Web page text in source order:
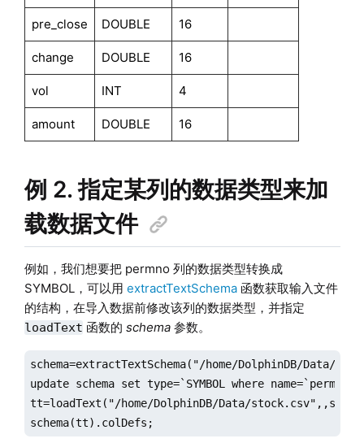
pre_close DOUBLE 16
change DOUBLE 16
vol INT 4
amount DOUBLE 16
例 2. 指定某列的数据类型来加
载数据文件
例如，我们想要把 permno 列的数据类型转换成
SYMBOL，可以用 extractTextSchema函数获取输入文件
的结构，在导入数据前修改该列的数据类型，并指定
loadText 函数的 schema参数。
schema=extractTextSchema("/home/DolphinDB/Data/
update schema set type=`SYMBOL where name=`permno;
tt=loadText("/home/DolphinDB/Data/
schema(tt).colDefs;